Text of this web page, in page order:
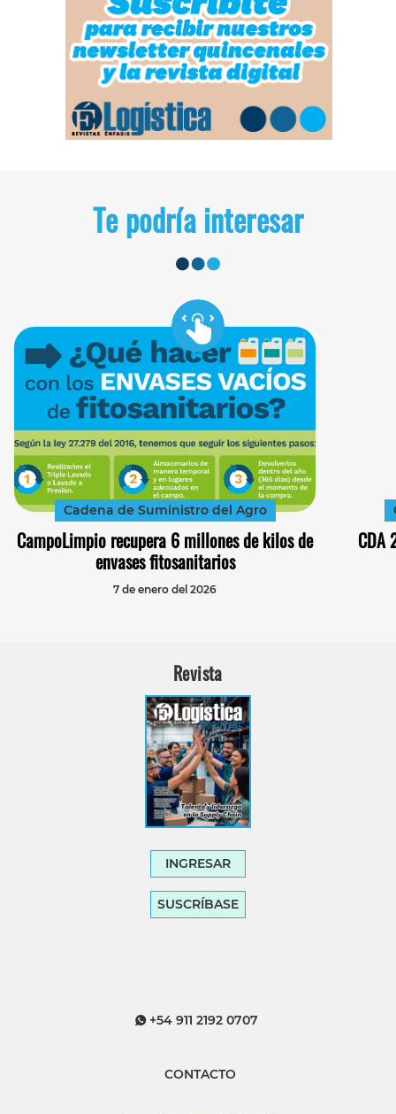
Te podría interesar
Cadena de Suministro del Agro
CampoLimpio recupera 6 millones de kilos de
envases fitosanitarios
7 de enero del 2026
CDA
Revista
INGRESAR
SUSCRÍBASE
+54 911 2192 0707
CONTACTO